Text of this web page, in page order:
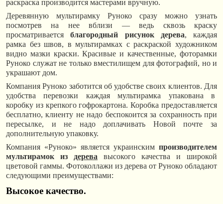
раскраска производится мастерами вручную.
Деревянную мультирамку Руноко сразу можно узнать
посмотрев на нее вблизи — ведь сквозь краску
просматриваетсяблагородный рисунок дерева, каждая
рамка без швов, в мультирамках с раскраской художником
видно мазки краски. Красивые и качественные, фоторамки
Руноко служат не только вместилищем для фотографий, но и
украшают дом.
Компания Руноко заботится об удобстве своих клиентов. Для
удобства перевозки каждая мультирамка упакована в
коробку из крепкого гофрокартона. Коробка предоставляется
бесплатно, клиенту не надо беспокоится за сохранность при
пересылке, и не надо доплачивать Новой почте за
дополнительную упаковку.
Компания «Руноко» является украинским производителем
мультирамок из дерева высокого качества и широкой
цветовой гаммы. Фотоколлажи из дерева от Руноко обладают
следующими преимуществами:
Высокое качество.